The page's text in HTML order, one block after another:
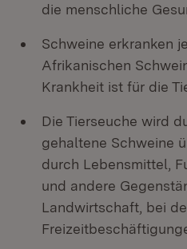
die menschliche
Schweine erkranken
Afrikanischen
Krankheit ist für die
Die Tierseuche wird
gehaltene Schweine
durch Lebensmittel,
und andere
Landwirtschaft, bei